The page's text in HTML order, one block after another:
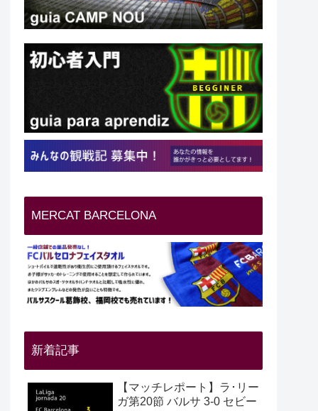
MERCAT BARCELONA
新着記事
【マッチレポート】ラ･リー
ガ第20節 バルサ 3-0 セビー